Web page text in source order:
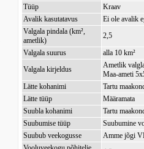
Tüüp
Kraav
Avalik kasutatavus
Ei ole avalik
Valgala pindala (km²,
ametlik)
2,5
Valgala suurus
alla 10 km²
Valgala kirjeldus
Ametlik
Maa-ameti
Lätte kohanimi
Tartu
Lätte tüüp
Määramata
Suubla kohanimi
Tartu
Suubumise tüüp
Suubumine
Suubub veekogusse
Amme jõgi